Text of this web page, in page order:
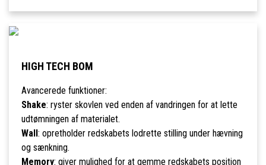
HIGH TECH BOM
Avancerede funktioner:
Shake: ryster skovlen ved enden af vandringen for at lette
udtømningen af materialet.
Wall : opretholder redskabets lodrette stilling under hævning
og sænkning.
Memory: giver mulighed for at gemme redskabets position